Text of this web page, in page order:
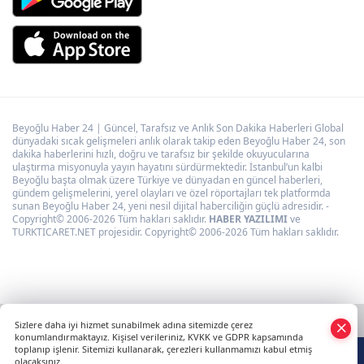
Beyoğlu Haber 24 | Güncel, Tarafsız ve Anlık Son Dakika Haberleri Global
dünyadaki sıcak gelişmeleri anlık olarak takip eden Beyoğlu Haber 24, son
dakika haberlerini hızlı, doğru ve tarafsız bir şekilde okuyucularına
ulaştırma misyonuyla yayın hayatını sürdürmektedir. İstanbul’un kalbi
Beyoğlu başta olmak üzere Türkiye ve dünyadan en güncel haberleri,
gündem gelişmelerini, yerel olayları ve özel röportajları tek platformda
sunan Beyoğlu Haber 24, yeni nesil dijital haberciliğin güçlü adresidir. -
Copyright© 2006-2026 Tüm hakları saklıdır. HABER YAZILIMIve
TURKTICARET.NET projesidir. Copyright© 2006-2026 Tüm hakları saklıdır.
Sizlere daha iyi hizmet sunabilmek adına sitemizde çerez
konumlandırmaktayız. Kişisel verileriniz, KVKK ve GDPR kapsamında
toplanıp işlenir. Sitemizi kullanarak, çerezleri kullanmamızı kabul etmiş
olacaksınız.